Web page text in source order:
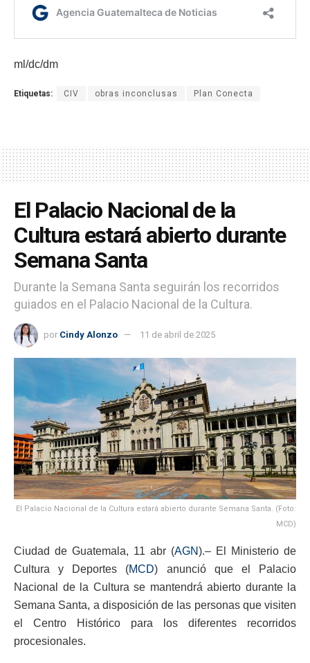
ml/dc/dm
Etiquetas: CIV obras inconclusas Plan Conecta
El Palacio Nacional de la
Cultura estará abierto durante
Semana Santa
Durante la Semana Santa seguirán los recorridos
guiados en el Palacio Nacional de la Cultura.
por Cindy Alonzo 11 de abril de 2025
El Palacio Nacional de la Cultura estará abierto durante Semana Santa. (Foto:
MCD)
Ciudad de Guatemala, 11 abr (AGN).– El Ministerio de
Cultura y Deportes (MCD) anunció que el Palacio
Nacional de la Cultura se mantendrá abierto durante la
Semana Santa, a disposición de las personas que visiten
el Centro Histórico para los diferentes recorridos
procesionales.